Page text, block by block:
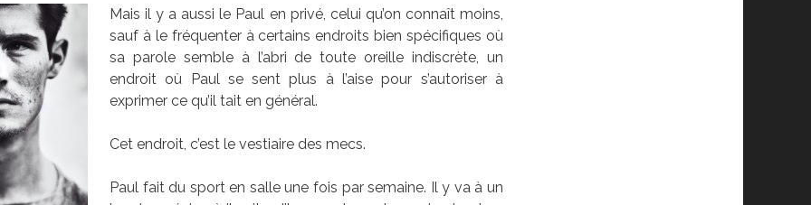
Mais il y a aussi le Paul en privé, celui qu’on connaît moins,
sauf à le fréquenter à certains endroits bien spécifiques où
sa parole semble à l’abri de toute oreille indiscrète, un
endroit où Paul se sent plus à l’aise pour s’autoriser à
exprimer ce qu’il tait en général.
Cet endroit, c’est le vestiaire des mecs.
Paul fait du sport en salle une fois par semaine. Il y va à un